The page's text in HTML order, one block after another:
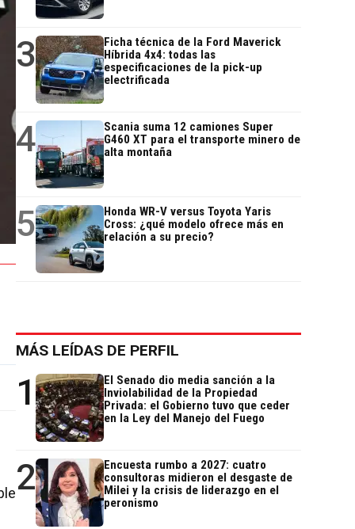
3
Ficha técnica de la Ford Maverick
Híbrida 4x4: todas las
especificaciones de la pick-up
electrificada
4
Scania suma 12 camiones Super
G460 XT para el transporte minero de
alta montaña
5
Honda WR-V versus Toyota Yaris
Cross: ¿qué modelo ofrece más en
relación a su precio?
MÁS LEÍDAS DE PERFIL
1
El Senado dio media sanción a la
Inviolabilidad de la Propiedad
Privada: el Gobierno tuvo que ceder
en la Ley del Manejo del Fuego
2
Encuesta rumbo a 2027: cuatro
consultoras midieron el desgaste de
Milei y la crisis de liderazgo en el
peronismo